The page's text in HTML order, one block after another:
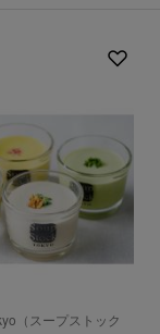
（スープストック